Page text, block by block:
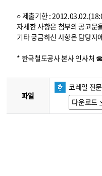
○ 제출기한 :
자세한 사항은 첨부의 공고문
기타 궁금하신 사항은 담당자
* 한국철도공사 본사 인사처
파일
코레일 전
다운로드